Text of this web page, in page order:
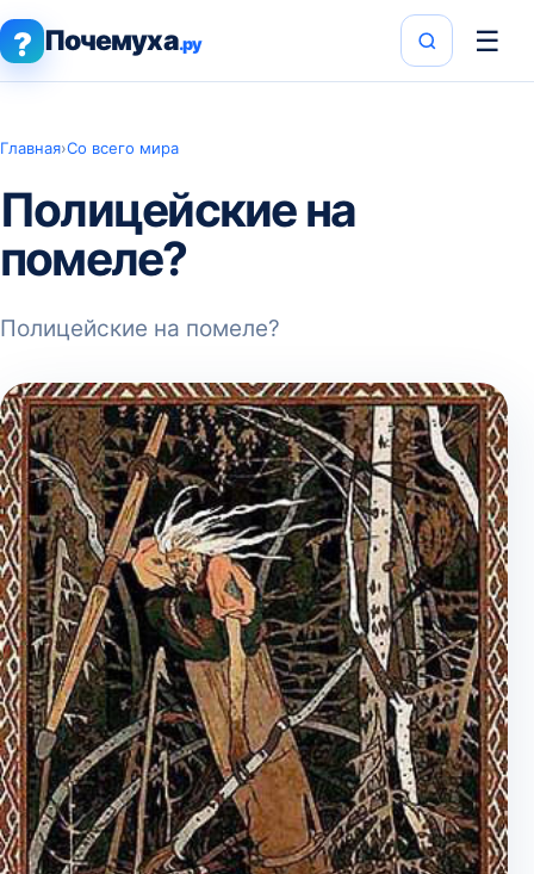
? Почемуха.ру ☰
Главная›Со всего мира
Полицейские на
помеле?
Полицейские на помеле?